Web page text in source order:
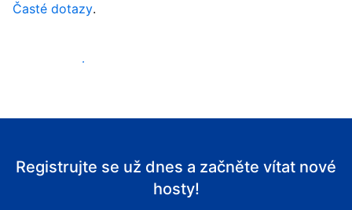
Časté dotazy.
Začít přijímat hosty
Registrujte se už dnes a začněte vítat nové
hosty!